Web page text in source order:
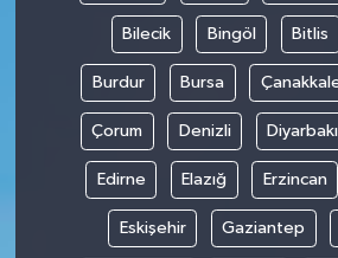
Bilecik Bingöl Bitlis
Burdur Bursa
Çorum Denizli
Edirne Elazığ Erzincan
Eskişehir Gaziantep